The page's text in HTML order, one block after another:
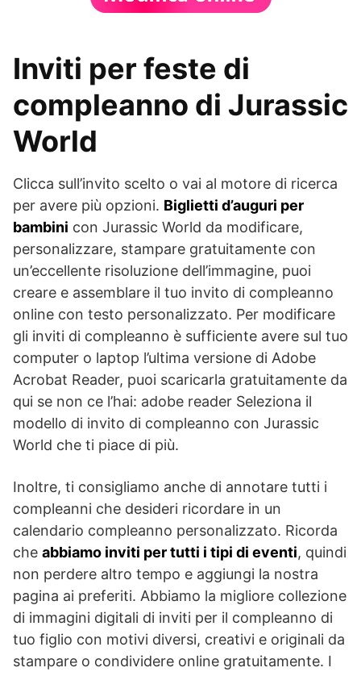
Inviti per feste di
compleanno di Jurassic
World
Clicca sull’invito scelto o vai al motore di ricerca
per avere più opzioni. Biglietti d’auguri per
bambini con Jurassic World da modificare,
personalizzare, stampare gratuitamente con
un’eccellente risoluzione dell’immagine, puoi
creare e assemblare il tuo invito di compleanno
online con testo personalizzato. Per modificare
gli inviti di compleanno è sufficiente avere sul tuo
computer o laptop l’ultima versione di Adobe
Acrobat Reader, puoi scaricarla gratuitamente da
qui se non ce l’hai: adobe reader Seleziona il
modello di invito di compleanno con Jurassic
World che ti piace di più.
Inoltre, ti consigliamo anche di annotare tutti i
compleanni che desideri ricordare in un
calendario compleanno personalizzato. Ricorda
che abbiamo inviti per tutti i tipi di eventi, quindi
non perdere altro tempo e aggiungi la nostra
pagina ai preferiti. Abbiamo la migliore collezione
di immagini digitali di inviti per il compleanno di
tuo figlio con motivi diversi, creativi e originali da
stampare o condividere online gratuitamente. I